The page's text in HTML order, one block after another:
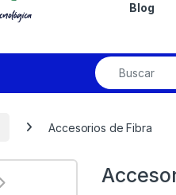
Blog
Accesorios de Fibra